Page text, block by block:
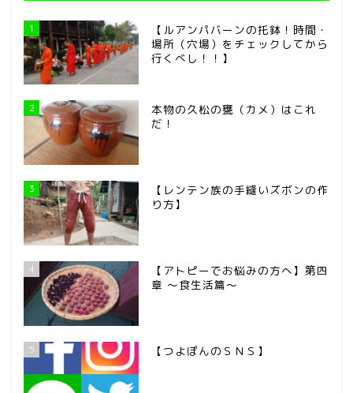
1
【ルアンパバーンの托鉢！時間・
場所（穴場）をチェックしてから
行くべし！！】
2
本物の久松の甕（カメ）はこれ
だ！
3
【レンテン族の手縫いズボンの作
り方】
4
【アトピーでお悩みの方へ】第四
章 ～食生活篇～
5 【つよぽんのＳＮＳ】